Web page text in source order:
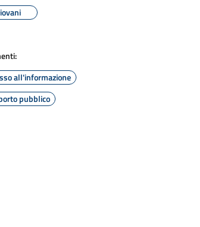
all'informazione
pubblico